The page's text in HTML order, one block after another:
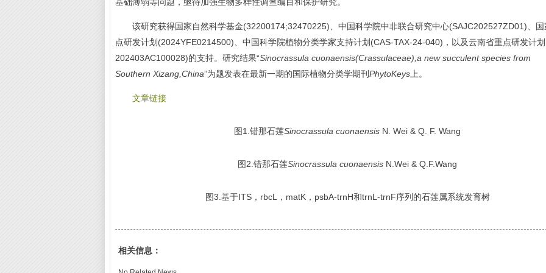
该研究获得国家自然科学基金(32200174;32470225)、中国科学院中非联合研究中心(SAJC202527ZD01)、国
点研发计划(2024YFE0214500)、中国科学院植物分类学家支持计划(CAS-TAX-24-040)，以及云南省重点研发计划
202403AC100028)的支持。研究结果“Sinocrassula cuonaensis(Crassulaceae),a new succulent species from
Southern Xizang,China”为题发表在最新一期的国际植物分类学期刊 PhytoKeys 上。
文章链接
图1.错那石莲Sinocrassula cuonaensis N. Wei & Q. F. Wang
图2.错那石莲Sinocrassula cuonaensis N.Wei & Q.F.Wang
图3.基于ITS，rbcL，matK，psbA-trnH和trnL-trnF序列的石莲属系统发育树
相关信息：